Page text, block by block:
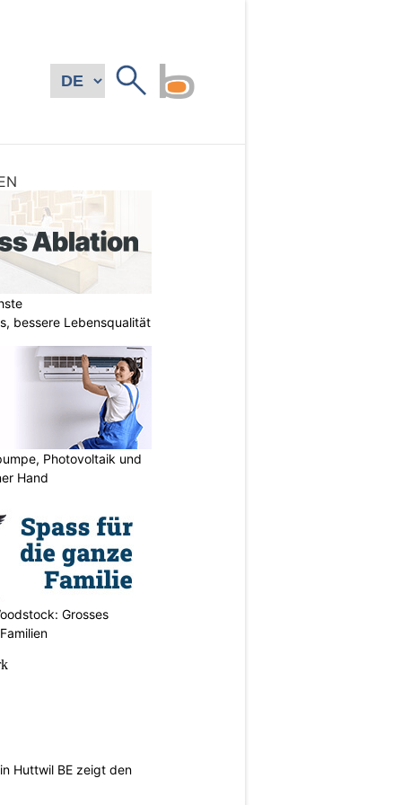
bessere Lebensqualität
Photovoltaik und
Hand
Grosses
Huttwil BE zeigt den